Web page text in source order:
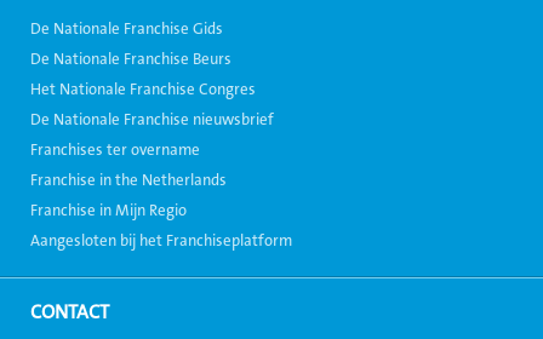
De Nationale Franchise Gids
De Nationale Franchise Beurs
Het Nationale Franchise Congres
De Nationale Franchise nieuwsbrief
Franchises ter overname
Franchise in the Netherlands
Franchise in Mijn Regio
Aangesloten bij het Franchiseplatform
CONTACT